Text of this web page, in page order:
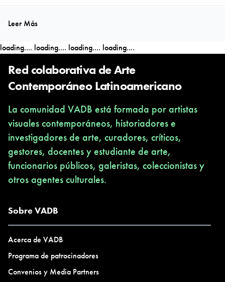
Leer Más
loading.... loading.... loading.... loading....
Red colaborativa de Arte
Contemporáneo Latinoamericano
La comunidad VADB está formada por artistas
visuales contemporáneos, historiadores e
investigadores de arte, curadores, críticos,
gestores, docentes y estudiante de arte,
funcionarios públicos, galeristas, coleccionistas y
otros agentes culturales.
Sobre VADB
Acerca de VADB
Programa de patrocinadores
Convenios y Media Partners